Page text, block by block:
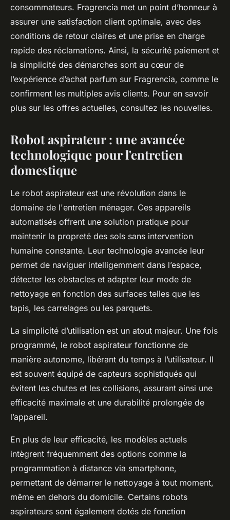
consommateurs. Fragrencia met un point d’honneur à
assurer une satisfaction client optimale, avec des
conditions de retour claires et une prise en charge
rapide des réclamations. Ainsi, la sécurité paiement et
la simplicité des démarches sont au cœur de
l’expérience d’achat parfum sur Fragrencia, comme le
confirment les multiples avis clients. Pour en savoir
plus sur les offres actuelles, consultez les nouvelles.
Robot aspirateur : une avancée
technologique pour l'entretien
domestique
Le robot aspirateur est une révolution dans le
domaine de l'entretien ménager. Ces appareils
automatisés offrent une solution pratique pour
maintenir la propreté des sols sans intervention
humaine constante. Leur technologie avancée leur
permet de naviguer intelligemment dans l’espace,
détecter les obstacles et adapter leur mode de
nettoyage en fonction des surfaces telles que les
tapis, les carrelages ou les parquets.
La simplicité d’utilisation est un atout majeur. Une fois
programmé, le robot aspirateur fonctionne de
manière autonome, libérant du temps à l’utilisateur. Il
est souvent équipé de capteurs sophistiqués qui
évitent les chutes et les collisions, assurant ainsi une
efficacité maximale et une durabilité prolongée de
l’appareil.
En plus de leur efficacité, les modèles actuels
intègrent fréquemment des options comme la
programmation à distance via smartphone,
permettant de démarrer le nettoyage à tout moment,
même en dehors du domicile. Certains robots
aspirateurs sont également dotés de fonction